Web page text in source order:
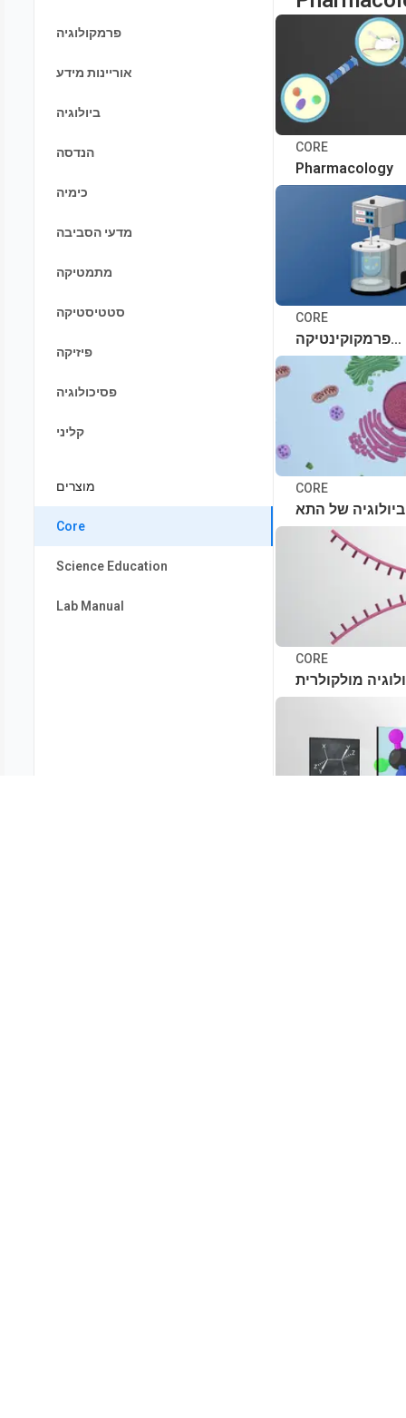
פרמקולוגיה
אוריינות מידע
ביולוגיה
הנדסה
כימיה
מדעי הסביבה
מתמטיקה
סטטיסטיקה
פיזיקה
פסיכולוגיה
קליני
מוצרים
Core
Science Education
Lab Manual
CORE
Pharmacology
CORE
פרמקוקינטיקה
ופרמקודינמיקה
CORE
ביולוגיה של התא
CORE
מולקולרית